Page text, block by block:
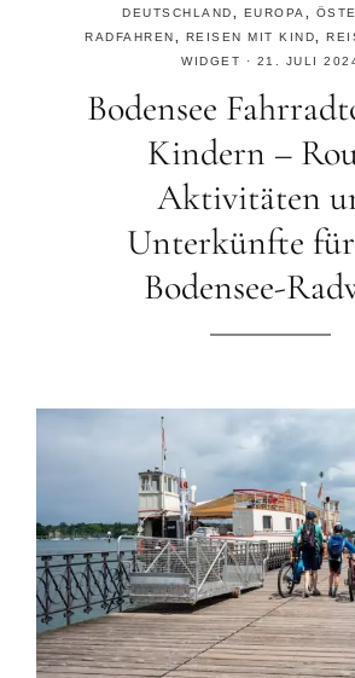
DEUTSCHLAND EUROPA
RADFAHREN
REISEN MIT KIND ,
WIDGET · 21. JULI
Bodensee
Kindern –
Aktivitäten
Unterkünfte
Bodensee-